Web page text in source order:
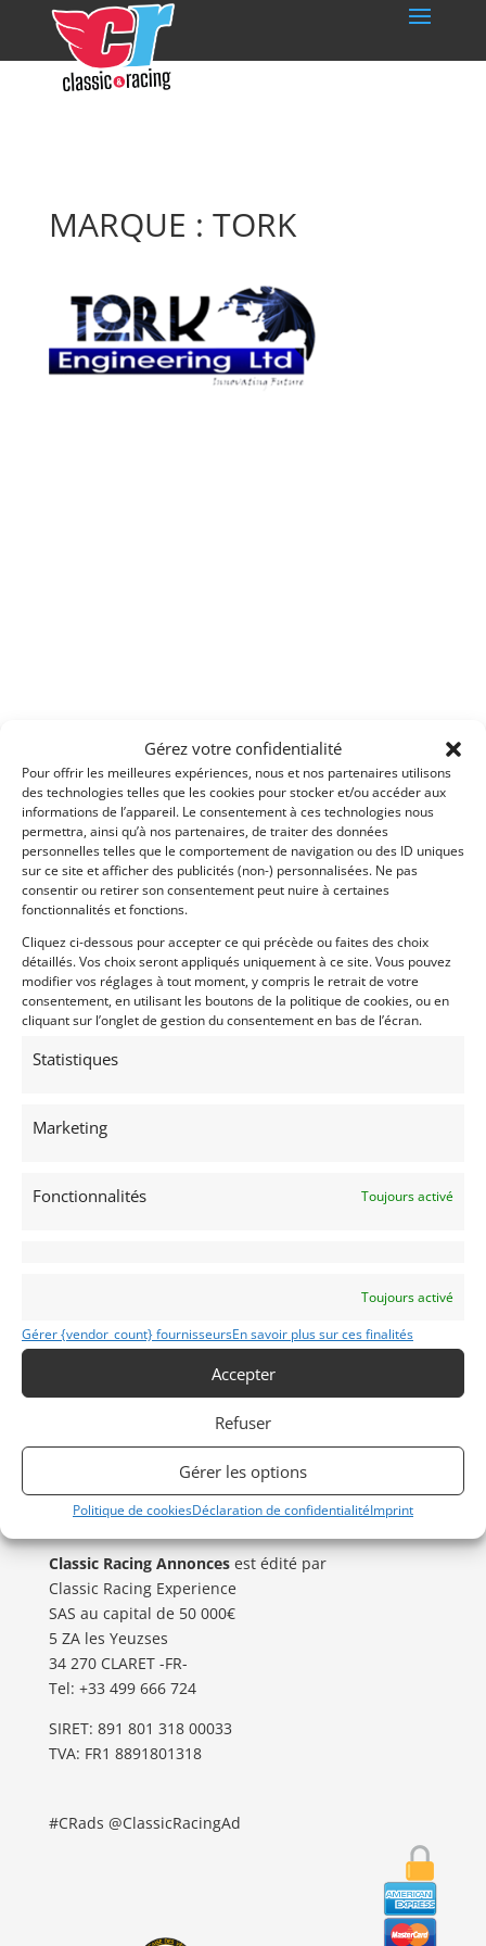
Gérez votre confidentialité
Pour offrir les meilleures expériences, nous et nos partenaires utilisons
des technologies telles que les cookies pour stocker et/ou accéder aux
informations de l’appareil. Le consentement à ces technologies nous
permettra, ainsi qu’à nos partenaires, de traiter des données
personnelles telles que le comportement de navigation ou des ID uniques
sur ce site et afficher des publicités (non-) personnalisées. Ne pas
consentir ou retirer son consentement peut nuire à certaines
fonctionnalités et fonctions.
Cliquez ci-dessous pour accepter ce qui précède ou faites des choix
détaillés. Vos choix seront appliqués uniquement à ce site. Vous pouvez
modifier vos réglages à tout moment, y compris le retrait de votre
consentement, en utilisant les boutons de la politique de cookies, ou en
cliquant sur l’onglet de gestion du consentement en bas de l’écran.
Statistiques
Marketing
Fonctionnalités Toujours activé
Toujours activé
Gérer {vendor_count} fournisseursEn savoir plus sur ces finalités
Accepter
Refuser
Gérer les options
Politique de cookiesDéclaration de confidentialitéImprint
MARQUE : TORK
INFORMATIONS
Mentions Légales
Déclaration de confidentialité (UE)
Imprint
CATÉGORIES D’ANNONCES
VENTES AUX ENCHERES
PIÈCES DÉTACHÉES
GARDER LE CONTACT
Besoin d’aide ?
Contactez notre service Annonces.
Classic Racing Annoncesest édité par
Classic Racing Experience
SAS au capital de 50 000€
5 ZA les Yeuzses
34 270 CLARET -FR-
Tel: ‭+33 499 666 724‬
SIRET: 891 801 318 00033
TVA: FR1 8891801318
#CRads @ClassicRacingAd